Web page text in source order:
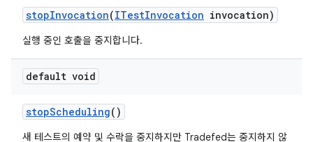
stopInvocation(ITestInvocation invocation)
실행 중인 호출을 중지합니다.
default void
stopScheduling()
새 테스트의 예약 및 수락을 중지하지만 Tradefed는 중지하지 않